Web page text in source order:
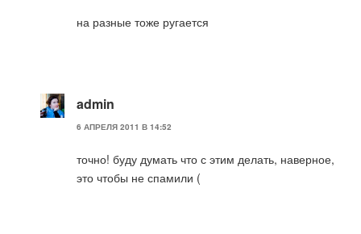
на разные тоже ругается
admin
6 АПРЕЛЯ 2011 В 14:52
точно! буду думать что с этим делать, наверное,
это чтобы не спамили (